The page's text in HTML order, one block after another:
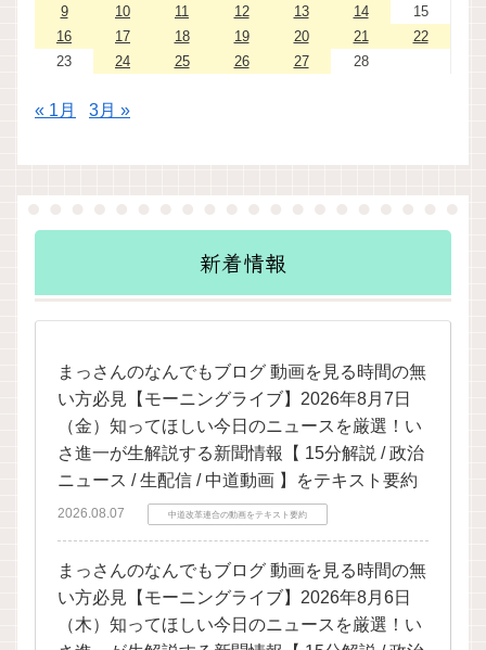
9
10 11 12 13 14
15
16
17 18 19 20 21
22
23
24 25 26 27 28
« 1月 3月 »
新着情報
まっさんのなんでもブログ 動画を見る時間の無
い方必見【モーニングライブ】2026年8月7日
（金）知ってほしい今日のニュースを厳選！い
さ進一が生解説する新聞情報【 15分解説 / 政治
ニュース / 生配信 / 中道動画 】をテキスト要約
2026.08.07 中道改革連合の動画をテキスト要約
まっさんのなんでもブログ 動画を見る時間の無
い方必見【モーニングライブ】2026年8月6日
（木）知ってほしい今日のニュースを厳選！い